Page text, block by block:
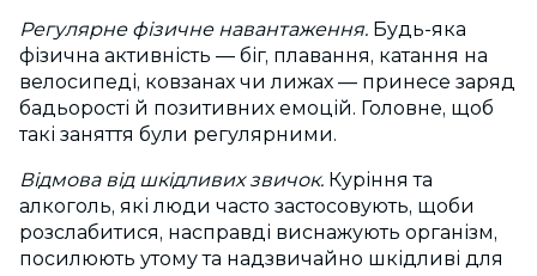
Регулярне фізичне навантаження. Будь-яка
фізична активність — біг, плавання, катання на
велосипеді, ковзанах чи лижах — принесе заряд
бадьорості й позитивних емоцій. Головне, щоб
такі заняття були регулярними.
Відмова від шкідливих звичок. Куріння та
алкоголь, які люди часто застосовують, щоби
розслабитися, насправді виснажують організм,
посилюють утому та надзвичайно шкідливі для